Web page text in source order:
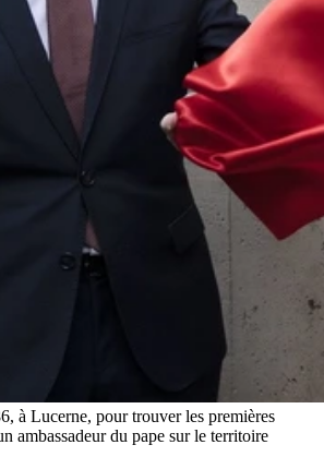
à Lucerne, pour trouver les premières
ambassadeur du pape sur le territoire